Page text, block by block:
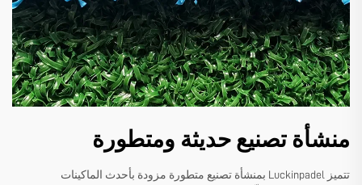
منشأة تصنيع حديثة ومتطورة
تتميز Luckinpadel بمنشأة تصنيع متطورة مزودة بأحدث الماكينات